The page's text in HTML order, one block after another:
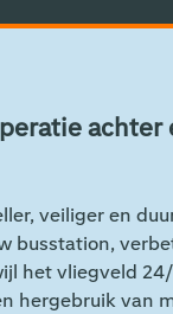
achter
veiliger en
busstation,
het vliegveld
hergebruik van